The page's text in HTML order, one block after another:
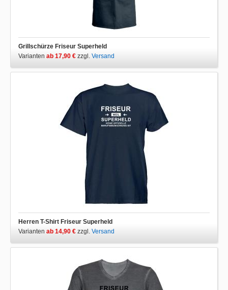
Grillschürze Friseur Superheld
Varianten ab 17,90 € zzgl. Versand
Herren T-Shirt Friseur Superheld
Varianten ab 14,90 € zzgl. Versand